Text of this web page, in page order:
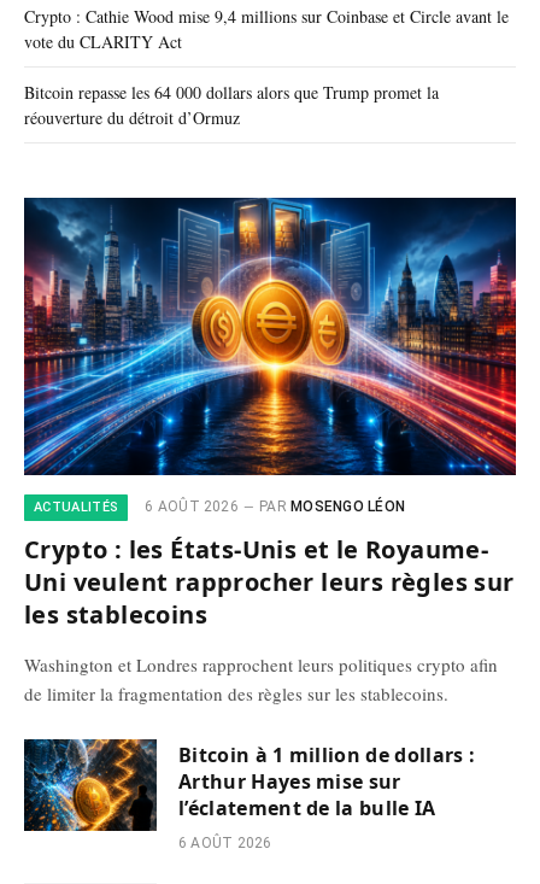
Crypto : Cathie Wood mise 9,4 millions sur Coinbase et Circle avant le
vote du CLARITY Act
Bitcoin repasse les 64 000 dollars alors que Trump promet la
réouverture du détroit d’Ormuz
ACTUALITÉS 6 AOÛT 2026 PAR MOSENGO LÉON
Crypto : les États-Unis et le Royaume-
Uni veulent rapprocher leurs règles sur
les stablecoins
Washington et Londres rapprochent leurs politiques crypto afin
de limiter la fragmentation des règles sur les stablecoins.
Bitcoin à 1 million de dollars :
Arthur Hayes mise sur
l’éclatement de la bulle IA
6 AOÛT 2026